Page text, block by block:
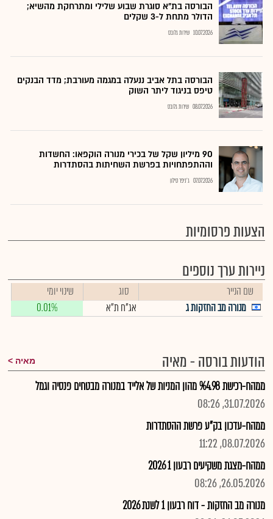
הבורסה בת״א סוגרת שבוע שלילי ומתרחקת מהשיא;
הדולר מתחת ל-3 שקלים
10.07.2026 שירות גלובס
הבורסה בתל אביב ננעלה במגמה מעורבת; מדד הבנקים
טיפס בניגוד ליתר השוק
08.07.2026 שירות גלובס
90 מיליון שקל של בכירי מנורה הוקפאו: החשדות
וההתפתחויות בפרשת השחיתות בהסתדרות
07.07.2026 ג'ניפר סילון
הצעות פרסומיות
ניירות ערך נוספים
שם הנייר סוג
שינוי יומי
מנורה מב החזקות ג
אג"ח ת"א 0.01%
הודעות בורסה - מאיה מאיה
ממהח-רכישת %4.98 מהון המניות של אלייד במנורה מבטחים פנסיה וגמל
31.07.2026, 08:26
ממהח-עדכון בק"ע פרשת ההסתדרות
08.07.2026, 11:22
ממהח-מצגת משקיעים רבעון 1 2026
26.05.2026, 08:26
מנורה מב החזקות - דוח רבעון 1 לשנת 2026